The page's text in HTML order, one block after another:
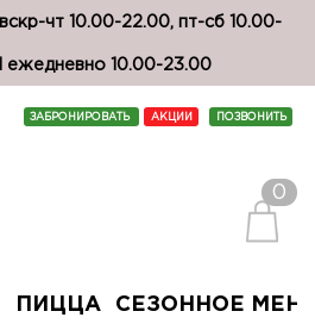
чт 10.00-22.00, пт-сб 10.00-
10.00-23.00
ЗАБРОНИРОВАТЬ АКЦИИ ПОЗВОНИТЬ
0
ПИЦЦА СЕЗОННОЕ